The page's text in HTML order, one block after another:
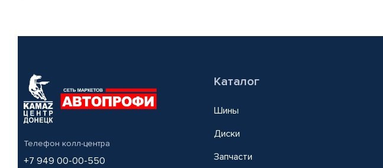
Телефон колл-центра
+7 949 00-00-550
Каталог
Шины
Диски
Запчасти